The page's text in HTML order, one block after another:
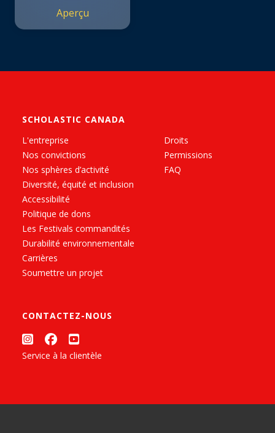
Aperçu
SCHOLASTIC CANADA
L'entreprise
Nos convictions
Nos sphères d’activité
Diversité, équité et inclusion
Accessibilité
Politique de dons
Les Festivals commandités
Durabilité environnementale
Carrières
Soumettre un projet
Droits
Permissions
FAQ
CONTACTEZ-NOUS
Service à la clientèle